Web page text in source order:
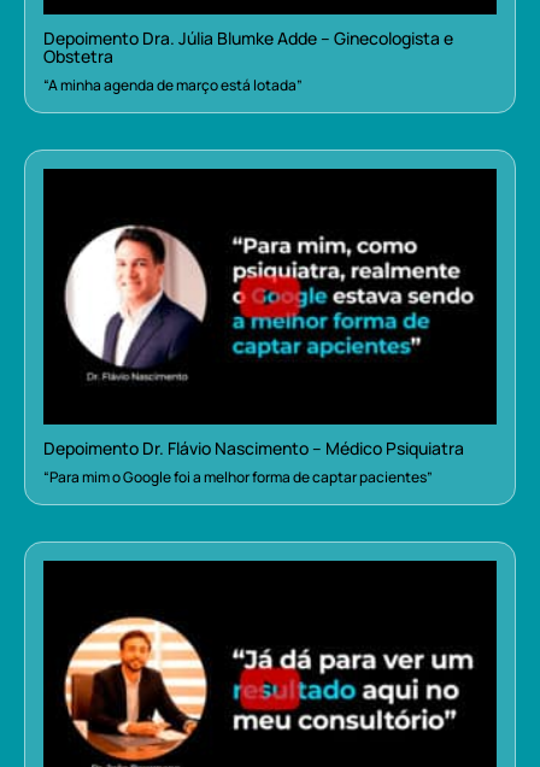
Depoimento Dra. Júlia Blumke Adde – Ginecologista e
Obstetra
“A minha agenda de março está lotada”
Depoimento Dr. Flávio Nascimento – Médico Psiquiatra
“Para mim o Google foi a melhor forma de captar pacientes”